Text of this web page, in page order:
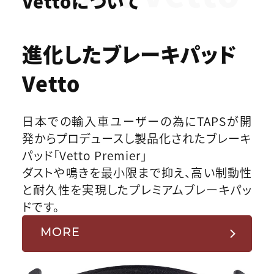
進化したブレーキパッド
Vetto
日本での輸入車ユーザーの為にTAPSが開
発からプロデュースし製品化されたブレーキ
パッド「Vetto Premier」
ダストや鳴きを最小限まで抑え、高い制動性
と耐久性を実現したプレミアムブレーキパッ
ドです。
MORE